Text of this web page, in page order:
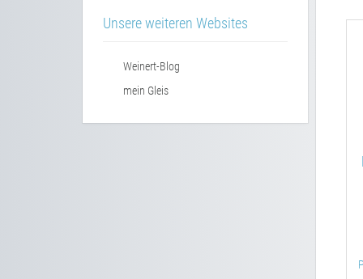
Unsere weiteren Websites
Weinert-Blog
mein Gleis